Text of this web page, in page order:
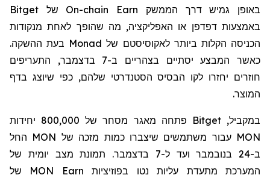
באופן גמיש דרך הממשק On-chain Earn של Bitget
באמצעות דפדפן או האפליקציה, מה שהופך לאחת מנקודות
הכניסה הקלות ביותר לאקוסיסטם של Monad בעת ההשקה.
כאשר המבצע יסתיים בצהריים ב-7 בדצמבר, התעריפים
חוזרים יחזרו לקו הבסיס הסטנדרטי שלהם, כפי שיוצג בדף
המוצר.
במקביל,Bitget פתחה מאגר מסחר של 800,000 יחידות
MON עבור משתמשים שיצברו כמות מזכה של MON החל
ב-24 בנובמבר ועד ל-7 בדצמבר. תמונת מצב יומית של
המערכת מתעדת עליות נטו בפוזיציות MON Earn של